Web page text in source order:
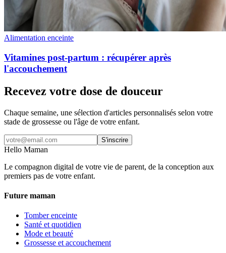
Alimentation enceinte
Vitamines post-partum : récupérer après
l'accouchement
Recevez votre dose de douceur
Chaque semaine, une sélection d'articles personnalisés selon votre
stade de grossesse ou l'âge de votre enfant.
S'inscrire
Hello Maman
Le compagnon digital de votre vie de parent, de la conception aux
premiers pas de votre enfant.
Future maman
Tomber enceinte
Santé et quotidien
Mode et beauté
Grossesse et accouchement